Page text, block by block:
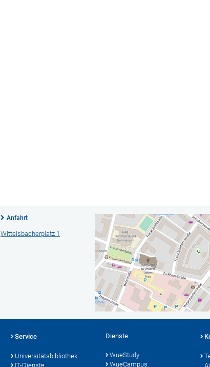
Anfahrt
Wittelsbacherplatz 1
Service
Universitätsbibliothek
IT-Dienste
Dienste
WueStudy
WueCampus